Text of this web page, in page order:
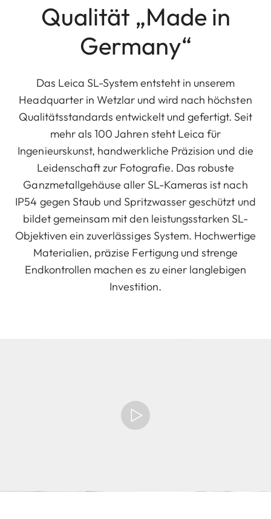
Qualität „Made in
Germany“
Das Leica SL-System entsteht in unserem
Headquarter in Wetzlar und wird nach höchsten
Qualitätsstandards entwickelt und gefertigt. Seit
mehr als 100 Jahren steht Leica für
Ingenieurskunst, handwerkliche Präzision und die
Leidenschaft zur Fotografie. Das robuste
Ganzmetallgehäuse aller SL-Kameras ist nach
IP54 gegen Staub und Spritzwasser geschützt und
bildet gemeinsam mit den leistungsstarken SL-
Objektiven ein zuverlässiges System. Hochwertige
Materialien, präzise Fertigung und strenge
Endkontrollen machen es zu einer langlebigen
Investition.